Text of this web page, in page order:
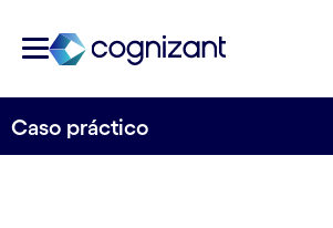
Caso práctico